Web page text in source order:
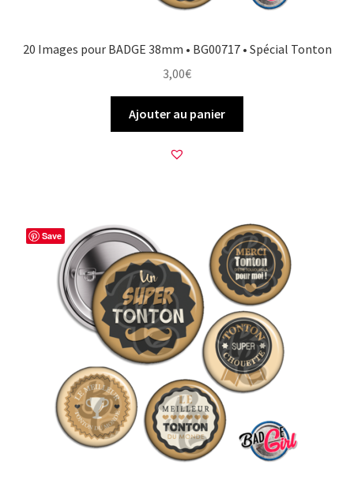
20 Images pour BADGE 38mm • BG00717 • Spécial Tonton
3,00€
Ajouter au panier
Save